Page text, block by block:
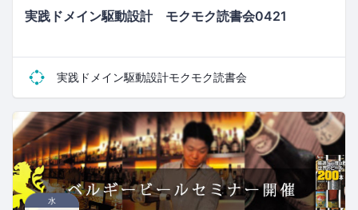
実践ドメイン駆動設計 モクモク読書会0421
実践ドメイン駆動設計モクモク読書会
水